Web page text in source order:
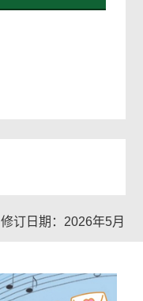
修订日期：2026年5月